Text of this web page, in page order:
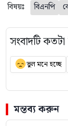
বিষয়ঃ বিএনপি
সংবাদটি
ভুল মনে হচ্ছে
মন্তব্য করুন